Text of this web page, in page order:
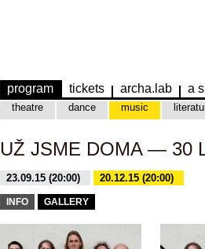
program tickets archa.lab a
theatre dance music
UŽ JSME DOMA — 30
23.09.15 (20:00) 20.12.15 (20:00)
INFO GALLERY